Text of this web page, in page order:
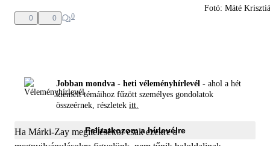
Fotó: Máté
0 0 0
Jobban mondva - heti véleményhírlevél - ahol a hét
kiemelt témáihoz fűzött személyes gondolatok
összeérnek, részletek itt.
Feliratkozom a hírlevélre
Ha Márki-Zay megítélésekor csak ezekre a